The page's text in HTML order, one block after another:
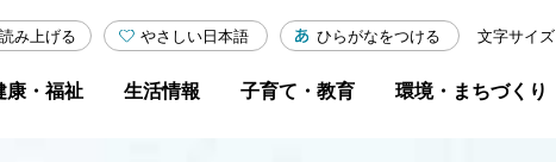
み上げる やさしい日本語 ひらがなをつける 文字サイズ
康・福祉 生活情報 子育て・教育 環境・まちづくり